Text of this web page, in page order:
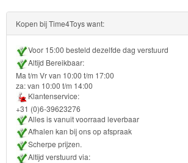
Kopen bij Time4Toys want:
Voor 15:00 besteld dezelfde dag verstuurd
Altijd Bereikbaar:
Ma t/m Vr van 10:00 t/m 17:00
za: van 10:00 t/m 14:00
Klantenservice:
+31 (0)6-39623276
Alles is vanuit voorraad leverbaar
Afhalen kan bij ons op afspraak
Scherpe prijzen.
Altijd verstuurd via: